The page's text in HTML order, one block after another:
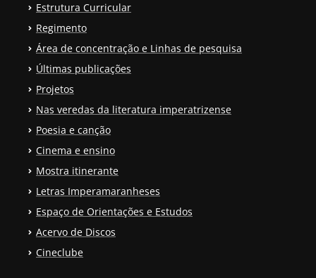
Estrutura Curricular
Regimento
Área de concentração e Linhas de pesquisa
Últimas publicações
Projetos
Nas veredas da literatura imperatrizense
Poesia e canção
Cinema e ensino
Mostra itinerante
Letras Imperamaranheses
Espaço de Orientações e Estudos
Acervo de Discos
Cineclube